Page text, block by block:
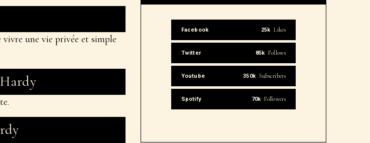
vivre une vie privée et simple
Facebook 25k Likes
Twitter 85k Follows
Youtube 350k Subscribers
Spotify 70k Followers